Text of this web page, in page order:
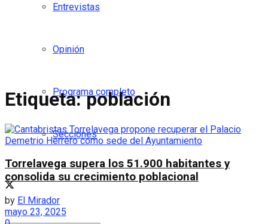
Entrevistas
Opinión
Programa completo
Secciones
Etiqueta:población
Torrelavega supera los 51.900 habitantes y
consolida su crecimiento poblacional
by El Mirador
mayo 23, 2025